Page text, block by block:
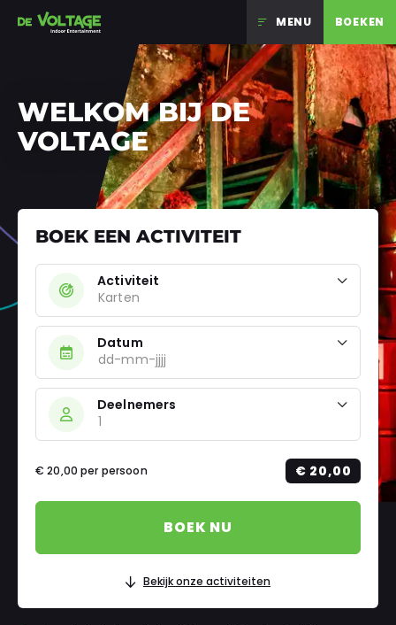
MENU BOEKEN
WELKOM BIJ DE
VOLTAGE
BOEK EEN ACTIVITEIT
Activiteit
Datum
Deelnemers
€ 20,00 per persoon € 20,00
BOEK NU
Bekijk onze activiteiten